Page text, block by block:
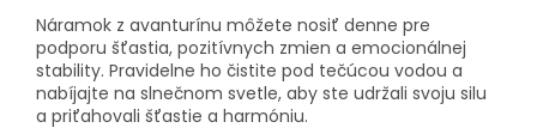
Náramok z avanturínu môžete nosiť denne pre
podporu šťastia, pozitívnych zmien a emocionálnej
stability. Pravidelne ho čistite pod tečúcou vodou a
nabíjajte na slnečnom svetle, aby ste udržali svoju silu
a priťahovali šťastie a harmóniu.